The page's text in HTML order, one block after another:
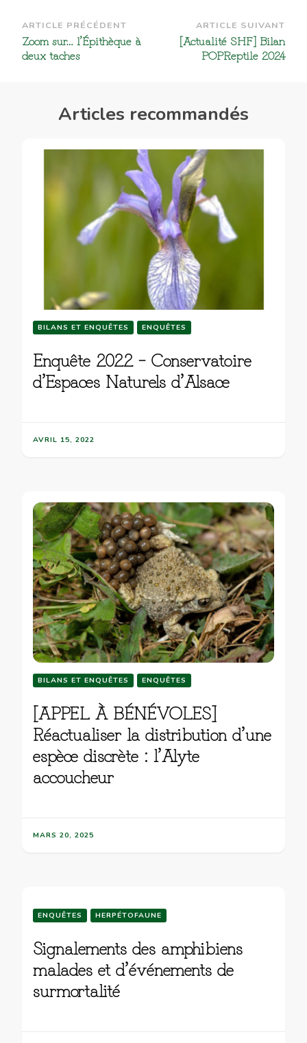
Navigation
d’article
ARTICLE PRÉCÉDENT
Zoom sur… l’Épithèque à
deux taches
ARTICLE SUIVANT
[Actualité SHF] Bilan
POPReptile 2024
Articles recommandés
BILANS ET ENQUÊTES ENQUÊTES
Enquête 2022 – Conservatoire
d’Espaces Naturels d’Alsace
AVRIL 15, 2022
BILANS ET ENQUÊTES ENQUÊTES
[APPEL À BÉNÉVOLES]
Réactualiser la distribution d’une
espèce discrète : l’Alyte
accoucheur
MARS 20, 2025
ENQUÊTES HERPÉTOFAUNE
Signalements des amphibiens
malades et d’événements de
surmortalité